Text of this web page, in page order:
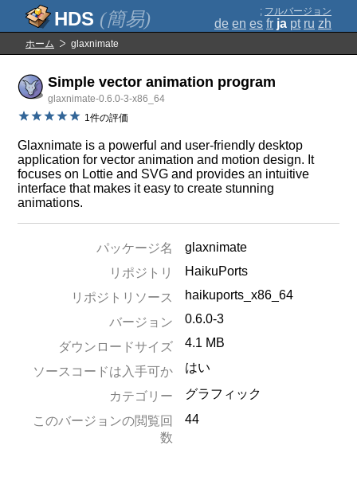
(簡易) ; フルバージョン
de en es fr ja pt ru zh
ホーム glaxnimate
Simple vector animation program
glaxnimate-0.6.0-3-x86_64
1件の評価
Glaxnimate is a powerful and user-friendly desktop
application for vector animation and motion design. It
focuses on Lottie and SVG and provides an intuitive
interface that makes it easy to create stunning
animations.
パッケージ名
glaxnimate
リポジトリ
HaikuPorts
リポジトリソース
haikuports_x86_64
バージョン
0.6.0-3
ダウンロードサイズ 4.1 MB
ソースコードは入手可か はい
カテゴリー
グラフィック
このバージョンの閲覧回
数
44